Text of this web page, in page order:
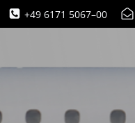
+49 6171 5067–00